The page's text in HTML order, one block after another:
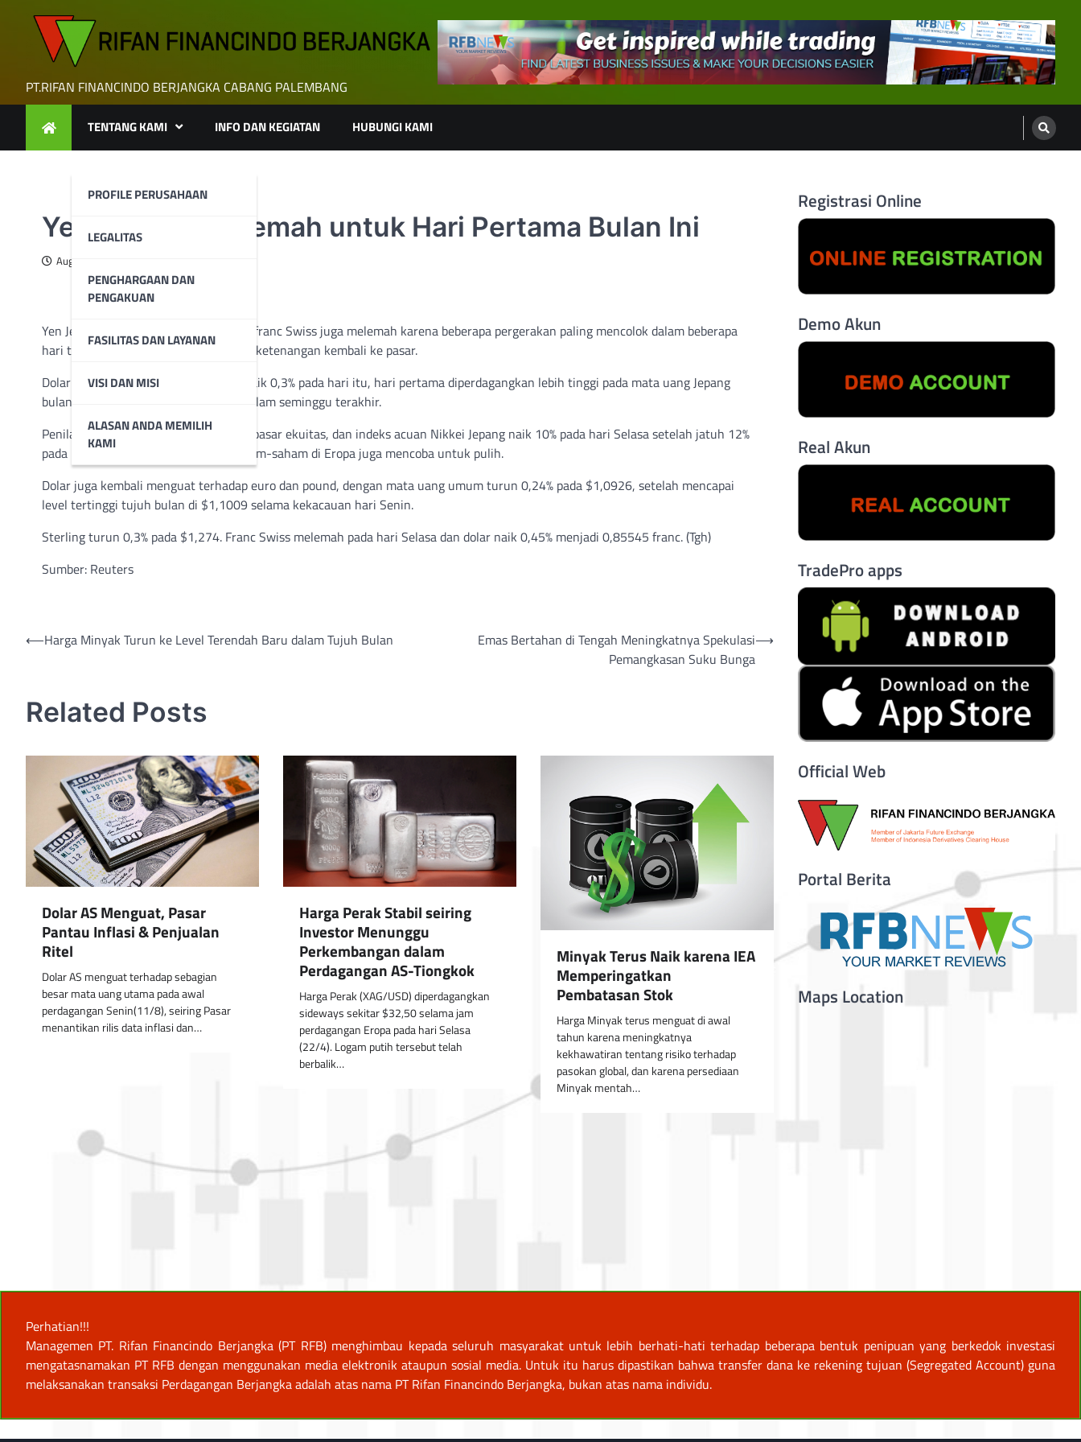
PT.RIFAN FINANCINDO BERJANGKA CABANG PALEMBANG
TENTANG KAMI
PROFILE PERUSAHAAN
LEGALITAS
PENGHARGAAN DAN
PENGAKUAN
FASILITAS DAN LAYANAN
VISI DAN MISI
ALASAN ANDA MEMILIH
KAMI
INFO DAN KEGIATAN HUBUNGI KAMI
Yen Jepang Melemah untuk Hari Pertama Bulan Ini
August 6, 2024
Yen Jepang stabil pada hari Selasa dan franc Swiss juga melemah karena beberapa pergerakan paling mencolok dalam beberapa
hari terakhir agak berbalik, dan sedikit ketenangan kembali ke pasar.
Dolar terakhir berada di 144,75 yen, naik 0,3% pada hari itu, hari pertama diperdagangkan lebih tinggi pada mata uang Jepang
bulan ini, tetapi masih turun 10 yen dalam seminggu terakhir.
Penilaian ulang juga terjadi di seluruh pasar ekuitas, dan indeks acuan Nikkei Jepang naik 10% pada hari Selasa setelah jatuh 12%
pada hari sebelumnya, sementara saham-saham di Eropa juga mencoba untuk pulih.
Dolar juga kembali menguat terhadap euro dan pound, dengan mata uang umum turun 0,24% pada $1,0926, setelah mencapai
level tertinggi tujuh bulan di $1,1009 selama kekacauan hari Senin.
Sterling turun 0,3% pada $1,274. Franc Swiss melemah pada hari Selasa dan dolar naik 0,45% menjadi 0,85545 franc. (Tgh)
Sumber: Reuters
Post
⟵Harga Minyak Turun ke Level Terendah Baru dalam Tujuh Bulan
Emas Bertahan di Tengah Meningkatnya Spekulasi
Pemangkasan Suku Bunga
⟶
Related Posts
Dolar AS Menguat, Pasar
Pantau Inflasi & Penjualan
Ritel
Dolar AS menguat terhadap sebagian
besar mata uang utama pada awal
perdagangan Senin(11/8), seiring Pasar
menantikan rilis data inflasi dan…
Harga Perak Stabil seiring
Investor Menunggu
Perkembangan dalam
Perdagangan AS-Tiongkok
Harga Perak (XAG/USD) diperdagangkan
sideways sekitar $32,50 selama jam
perdagangan Eropa pada hari Selasa
(22/4). Logam putih tersebut telah
berbalik…
Minyak Terus Naik karena IEA
Memperingatkan
Pembatasan Stok
Harga Minyak terus menguat di awal
tahun karena meningkatnya
kekhawatiran tentang risiko terhadap
pasokan global, dan karena persediaan
Minyak mentah…
Registrasi Online
Demo Akun
Real Akun
TradePro apps
Official Web
Portal Berita
Maps Location
Perhatian!!!
Managemen PT. Rifan Financindo Berjangka (PT RFB) menghimbau kepada seluruh masyarakat untuk lebih berhati-hati terhadap beberapa bentuk penipuan yang berkedok investasi
mengatasnamakan PT RFB dengan menggunakan media elektronik ataupun sosial media. Untuk itu harus dipastikan bahwa transfer dana ke rekening tujuan (Segregated Account) guna
melaksanakan transaksi Perdagangan Berjangka adalah atas nama PT Rifan Financindo Berjangka, bukan atas nama individu.